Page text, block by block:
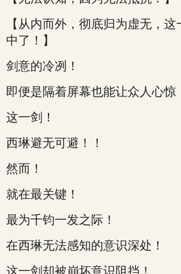
【从内而外，彻底归为虚无，
中了！】
剑意的冷冽！
即便是隔着屏幕也能让众人心惊
这一剑！
西琳避无可避！！
然而！
就在最关键！
最为千钧一发之际！
在西琳无法感知的意识深处！
这一剑却被崩坏意识阻挡！